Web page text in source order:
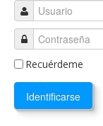
Recuérdeme
Identificarse